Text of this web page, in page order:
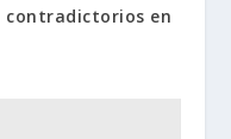
contradictorios en